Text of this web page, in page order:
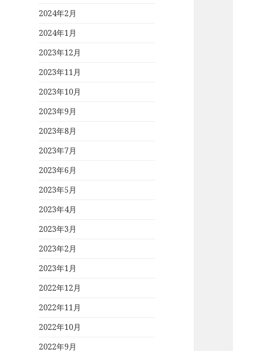
2024年2月
2024年1月
2023年12月
2023年11月
2023年10月
2023年9月
2023年8月
2023年7月
2023年6月
2023年5月
2023年4月
2023年3月
2023年2月
2023年1月
2022年12月
2022年11月
2022年10月
2022年9月